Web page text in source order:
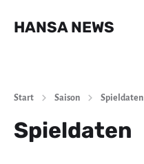
HANSA NEWS
Start Saison Spieldaten
Spieldaten